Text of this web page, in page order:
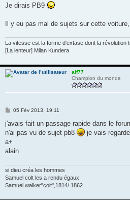
s
g
e
Je dirais PB9
Il y eu pas mal de sujets sur cette
La vitesse est la forme d'extase dont la révolution
[La lenteur] Milan Kundera
alf77
Champion du monde
M
s
a
g
05 Fév 2013, 19:11
j'avais fait un passage rapide dans le
n'ai pas vu de sujet pb8
je vais
a+
alain
si dieu créa les hommes
Samuel colt les a rendu égaux
Samuel walker"colt",1814/ 1862